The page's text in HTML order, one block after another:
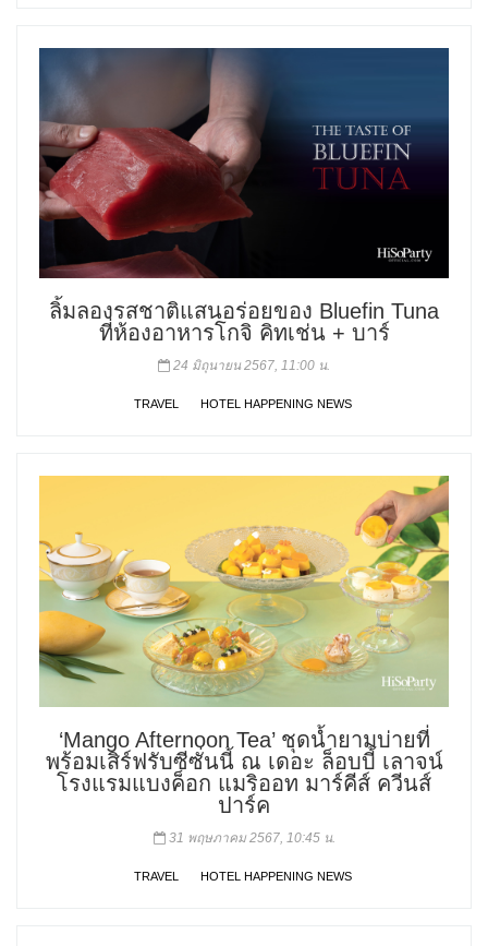
ลิ้มลองรสชาติแสนอร่อยของ Bluefin Tuna
ที่ห้องอาหารโกจิ คิทเช่น + บาร์
24 มิถุนายน 2567, 11:00 น.
TRAVEL HOTEL HAPPENING NEWS
‘Mango Afternoon Tea’ ชุดน้ำยามบ่ายที่
พร้อมเสิร์ฟรับซีซั่นนี้ ณ เดอะ ล็อบบี้ เลาจน์
โรงแรมแบงค็อก แมริออท มาร์คีส์ ควีนส์
ปาร์ค
31 พฤษภาคม 2567, 10:45 น.
TRAVEL HOTEL HAPPENING NEWS